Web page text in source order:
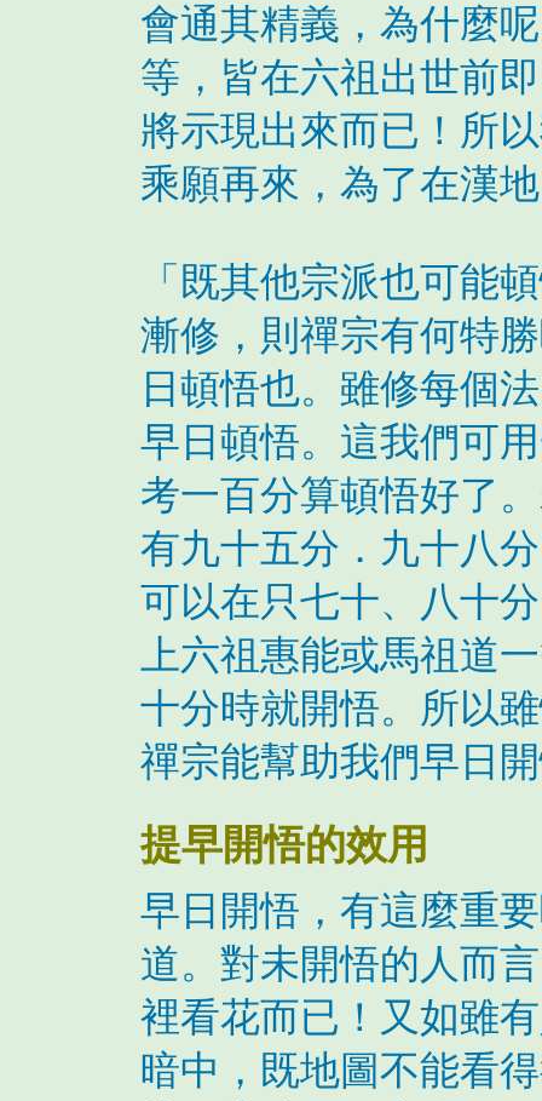
會通其精義，為什麼
等，皆在六祖出世前
將示現出來而已！所
乘願再來，為了在漢
「既其他宗派也可能
漸修，則禪宗有何特
日頓悟也。雖修每個
早日頓悟。這我們可
考一百分算頓悟好了
有九十五分．九十八
可以在只七十、八十
上六祖惠能或馬祖道
十分時就開悟。所以
禪宗能幫助我們早日
提早開悟的效用
早日開悟，有這麼重
道。對未開悟的人而
裡看花而已！又如雖
暗中，既地圖不能看